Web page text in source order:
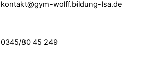
kontakt@gym-wolff.bildung-lsa.de
0345/80 45 249